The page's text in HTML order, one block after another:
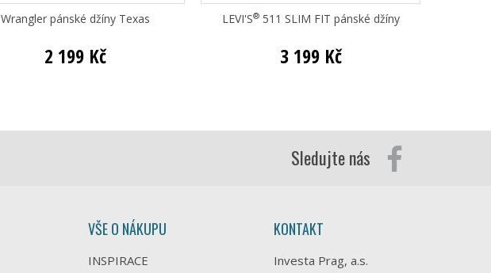
Wrangler pánské džíny Texas
2 199 Kč
LEVI'S®511 SLIM FIT pánské džíny
3 199 Kč
Sledujte nás
VŠE O NÁKUPU
INSPIRACE
KONTAKT
Investa Prag, a.s.